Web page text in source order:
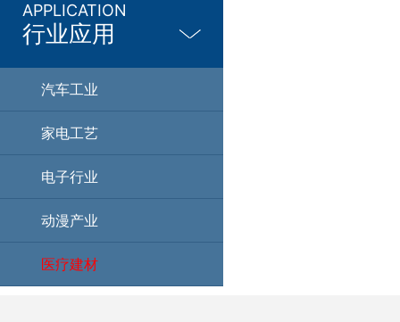
APPLICATION
行业应用
汽车工业
家电工艺
电子行业
动漫产业
医疗建材